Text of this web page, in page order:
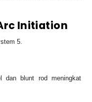
Initiation
5.
dan blunt rod meningkat